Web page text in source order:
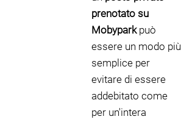
prenotato su
Mobyparkpuò
essere un modo più
semplice per
evitare di essere
addebitato come
per un'intera